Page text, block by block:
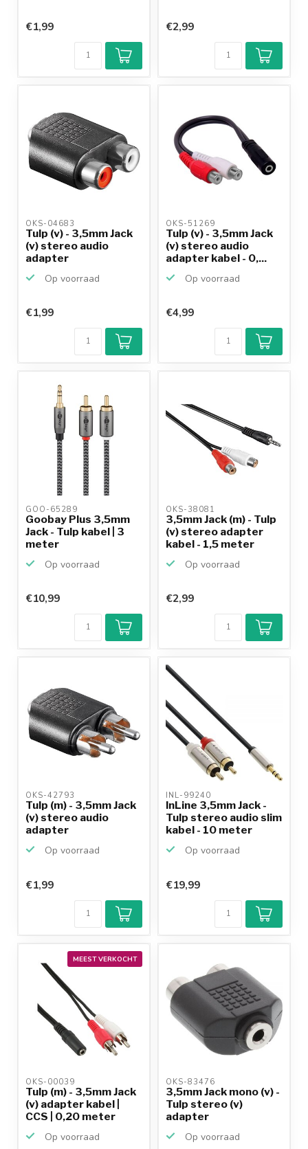
€1,99 €2,99
OKS-04683
Tulp (v) - 3,5mm Jack
(v) stereo audio
adapter
Op voorraad
€1,99
OKS-51269
Tulp (v) - 3,5mm Jack
(v) stereo audio
adapter kabel - 0,...
Op voorraad
€4,99
GOO-65289
Goobay Plus 3,5mm
Jack - Tulp kabel | 3
meter
Op voorraad
€10,99
OKS-38081
3,5mm Jack (m) - Tulp
(v) stereo adapter
kabel - 1,5 meter
Op voorraad
9,2/10
Achteraf
betalen mogelijk
€2,99
OKS-42793
Tulp (m) - 3,5mm Jack
(v) stereo audio
adapter
Op voorraad
€1,99
INL-99240
InLine 3,5mm Jack -
Tulp stereo audio slim
kabel - 10 meter
Op voorraad
€19,99
MEEST VERKOCHT
OKS-00039
Tulp (m) - 3,5mm Jack
(v) adapter kabel |
CCS | 0,20 meter
Op voorraad
OKS-83476
3,5mm Jack mono (v) -
Tulp stereo (v)
adapter
Op voorraad